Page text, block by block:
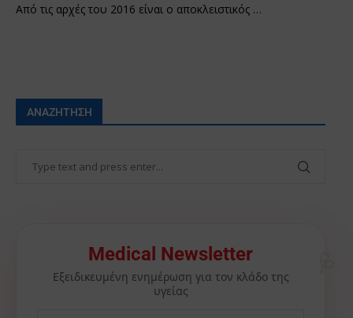
Από τις αρχές του 2016 είναι ο αποκλειστικός …
ΑΝΑΖΉΤΗΣΗ
Medical Newsletter
Εξειδικευμένη ενημέρωση για τον κλάδο της
υγείας